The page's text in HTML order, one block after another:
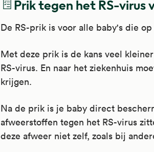
Prik tegen het RS-virus
De RS-prik is voor alle baby's die
Met deze prik is de kans veel
RS-virus. En naar het ziekenhuis
krijgen.
Na de prik is je baby direct
afweerstoffen tegen het RS-virus
deze afweer niet zelf, zoals bij